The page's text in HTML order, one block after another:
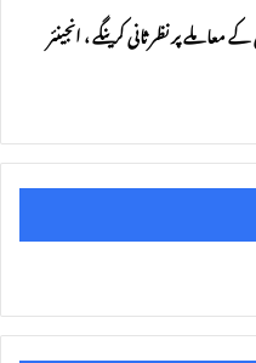
معاملے پر نظر ثانی کرینگے ، انجینئر